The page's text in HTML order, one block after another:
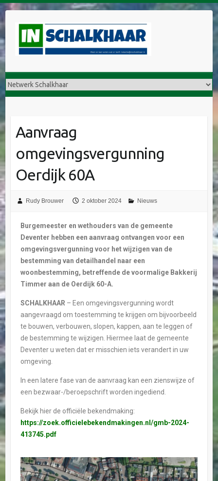
Aanvraag
omgevingsvergunning
Oerdijk 60A
Rudy Brouwer 2 oktober 2024 Nieuws
Burgemeester en wethouders van de gemeente
Deventer hebben een aanvraag ontvangen voor een
omgevingsvergunning voor het wijzigen van de
bestemming van detailhandel naar een
woonbestemming, betreffende de voormalige Bakkerij
Timmer aan de Oerdijk 60-A.
SCHALKHAAR – Een omgevingsvergunning wordt
aangevraagd om toestemming te krijgen om bijvoorbeeld
te bouwen, verbouwen, slopen, kappen, aan te leggen of
de bestemming te wijzigen. Hiermee laat de gemeente
Deventer u weten dat er misschien iets verandert in uw
omgeving.
In een latere fase van de aanvraag kan een zienswijze of
een bezwaar-/beroepschrift worden ingediend.
Bekijk hier de officiële bekendmaking:
https://zoek.officielebekendmakingen.nl/gmb-2024-
413745.pdf